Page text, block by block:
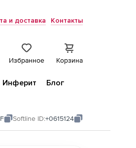
и доставка Контакты
Избранное Корзина
Инферит
Блог
Softline ID:+0615124